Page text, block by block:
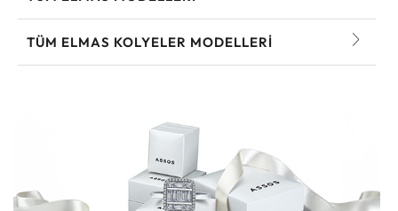
TÜM ELMAS KOLYELER MODELLERI